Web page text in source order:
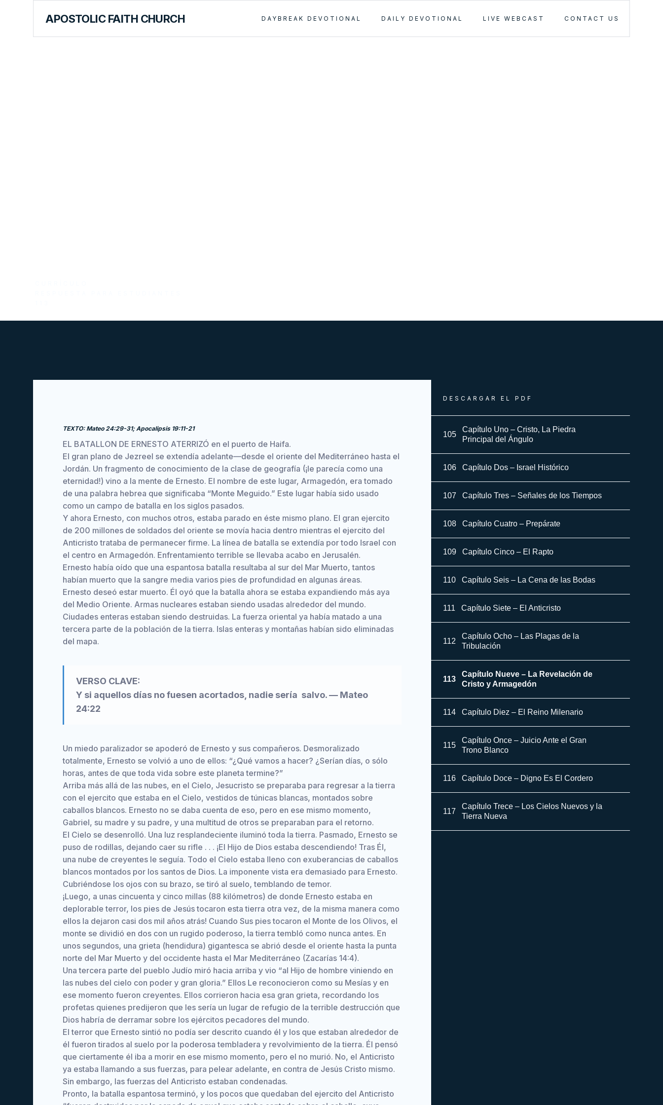
APOSTOLIC FAITH CHURCH DAYBREAK DEVOTIONAL DAILY DEVOTIONAL LIVE WEBCAST CONTACT US
TEXTO: Mateo 24:29-31; Apocalipsis 19:11-21
EL BATALLON DE ERNESTO ATERRIZÓ en el puerto de Haifa.
El gran plano de Jezreel se extendía adelante—desde el oriente del Mediterráneo hasta el
Jordán. Un fragmento de conocimiento de la clase de geografía (¡le parecía como una
eternidad!) vino a la mente de Ernesto. El nombre de este lugar, Armagedón, era tomado
de una palabra hebrea que significaba “Monte Meguido.” Este lugar había sido usado
como un campo de batalla en los siglos pasados.
Y ahora Ernesto, con muchos otros, estaba parado en éste mismo plano. El gran ejercito
de 200 millones de soldados del oriente se movía hacia dentro mientras el ejercito del
Anticristo trataba de permanecer firme. La línea de batalla se extendía por todo Israel con
el centro en Armagedón. Enfrentamiento terrible se llevaba acabo en Jerusalén.
Ernesto había oído que una espantosa batalla resultaba al sur del Mar Muerto, tantos
habían muerto que la sangre media varios pies de profundidad en algunas áreas.
Ernesto deseó estar muerto. Él oyó que la batalla ahora se estaba expandiendo más aya
del Medio Oriente. Armas nucleares estaban siendo usadas alrededor del mundo.
Ciudades enteras estaban siendo destruidas. La fuerza oriental ya había matado a una
tercera parte de la población de la tierra. Islas enteras y montañas habían sido eliminadas
del mapa.
VERSO CLAVE:
Y si aquellos días no fuesen acortados, nadie sería salvo. — Mateo
24:22
Un miedo paralizador se apoderó de Ernesto y sus compañeros. Desmoralizado
totalmente, Ernesto se volvió a uno de ellos: “¿Qué vamos a hacer? ¿Serían días, o sólo
horas, antes de que toda vida sobre este planeta termine?”
Arriba más allá de las nubes, en el Cielo, Jesucristo se preparaba para regresar a la tierra
con el ejercito que estaba en el Cielo, vestidos de túnicas blancas, montados sobre
caballos blancos. Ernesto no se daba cuenta de eso, pero en ese mismo momento,
Gabriel, su madre y su padre, y una multitud de otros se preparaban para el retorno.
El Cielo se desenrolló. Una luz resplandeciente iluminó toda la tierra. Pasmado, Ernesto se
puso de rodillas, dejando caer su rifle . . . ¡El Hijo de Dios estaba descendiendo! Tras Él,
una nube de creyentes le seguía. Todo el Cielo estaba lleno con exuberancias de caballos
blancos montados por los santos de Dios. La imponente vista era demasiado para Ernesto.
Cubriéndose los ojos con su brazo, se tiró al suelo, temblando de temor.
¡Luego, a unas cincuenta y cinco millas (88 kilómetros) de donde Ernesto estaba en
deplorable terror, los pies de Jesús tocaron esta tierra otra vez, de la misma manera como
ellos la dejaron casi dos mil años atrás! Cuando Sus pies tocaron el Monte de los Olivos, el
monte se dividió en dos con un rugido poderoso, la tierra tembló como nunca antes. En
unos segundos, una grieta (hendidura) gigantesca se abrió desde el oriente hasta la punta
norte del Mar Muerto y del occidente hasta el Mar Mediterráneo (Zacarías 14:4).
Una tercera parte del pueblo Judío miró hacia arriba y vio “al Hijo de hombre viniendo en
las nubes del cielo con poder y gran gloria.” Ellos Le reconocieron como su Mesías y en
ese momento fueron creyentes. Ellos corrieron hacia esa gran grieta, recordando los
profetas quienes predijeron que les sería un lugar de refugio de la terrible destrucción que
Dios habría de derramar sobre los ejércitos pecadores del mundo.
El terror que Ernesto sintió no podía ser descrito cuando él y los que estaban alrededor de
él fueron tirados al suelo por la poderosa tembladera y revolvimiento de la tierra. Él pensó
que ciertamente él iba a morir en ese mismo momento, pero el no murió. No, el Anticristo
ya estaba llamando a sus fuerzas, para pelear adelante, en contra de Jesús Cristo mismo.
Sin embargo, las fuerzas del Anticristo estaban condenadas.
Pronto, la batalla espantosa terminó, y los pocos que quedaban del ejercito del Anticristo
DESCARGAR EL PDF
105
Capítulo Uno – Cristo, La Piedra
Principal del Ángulo
106 Capítulo Dos – Israel Histórico
107 Capítulo Tres – Señales de los Tiempos
108 Capítulo Cuatro – Prepárate
109 Capítulo Cinco – El Rapto
110 Capítulo Seis – La Cena de las Bodas
111 Capítulo Siete – El Anticristo
112
Capítulo Ocho – Las Plagas de la
Tribulación
113
Capítulo Nueve – La Revelación de
Cristo y Armagedón
114 Capítulo Diez – El Reino Milenario
115
Capítulo Once – Juicio Ante el Gran
Trono Blanco
116 Capítulo Doce – Digno Es El Cordero
117
Capítulo Trece – Los Cielos Nuevos y la
Tierra Nueva